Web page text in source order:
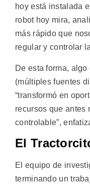
hoy está instalada
robot hoy mira,
más rápido que
regular y controlar
De esta forma, algo
(múltiples fuentes
“transformó en
recursos que antes
controlable”,
El
El equipo de
terminando un